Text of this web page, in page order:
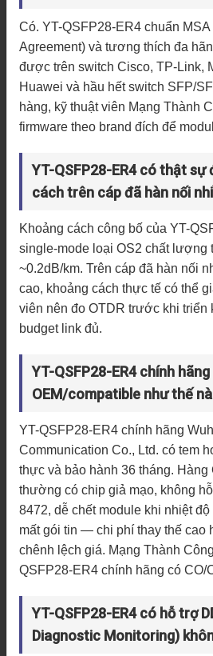
Có. YT-QSFP28-ER4 chuẩn
Agreement) và tương thích đa
được trên switch Cisco, TP-Link,
Huawei và hầu hết switch SFP/
hàng, kỹ thuật viên Mạng Thành
firmware theo brand đích để
YT-QSFP28-ER4 có thật sự
cách trên cáp đã hàn nối
Khoảng cách công bố của YT-
single-mode loại OS2 chất lượng
~0.2dB/km. Trên cáp đã hàn nối
cao, khoảng cách thực tế có thể
viên nên đo OTDR trước khi triển
budget link đủ.
YT-QSFP28-ER4 chính
OEM/compatible như thế
YT-QSFP28-ER4 chính hãng
Communication Co., Ltd. có tem
thực và bảo hành 36 tháng. Hàng
thường có chip giả mạo, không
8472, dễ chết module khi nhiệt
mất gói tin — chi phí thay thế cao
chênh lệch giá. Mạng Thành
QSFP28-ER4 chính hãng có CO/
YT-QSFP28-ER4 có hỗ trợ
Diagnostic Monitoring)